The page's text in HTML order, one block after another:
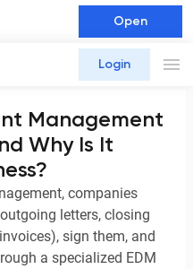
Open
Login
Management
Why Is It
companies
letters, closing
sign them, and
a specialized EDM